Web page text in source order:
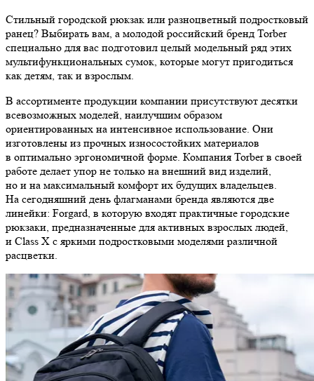
Стильный городской рюкзак или разноцветный подростковый
ранец? Выбирать вам, а молодой российский бренд Torber
специально для вас подготовил целый модельный ряд этих
мультифункциональных сумок, которые могут пригодиться
как детям, так и взрослым.
В ассортименте продукции компании присутствуют десятки
всевозможных моделей, наилучшим образом
ориентированных на интенсивное использование. Они
изготовлены из прочных износостойких материалов
в оптимально эргономичной форме. Компания Torber в своей
работе делает упор не только на внешний вид изделий,
но и на максимальный комфорт их будущих владельцев.
На сегодняшний день флагманами бренда являются две
линейки: Forgard, в которую входят практичные городские
рюкзаки, предназначенные для активных взрослых людей,
и Class X с яркими подростковыми моделями различной
расцветки.